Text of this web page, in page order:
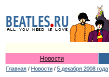
Новости
Главная / Новости / 5 декабря 2008 года